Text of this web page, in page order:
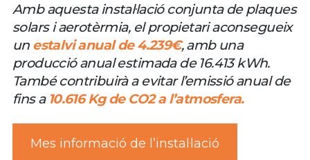
Amb aquesta instal·lació conjunta de plaques
solars i aerotèrmia, el propietari aconsegueix
un estalvi anual de 4.239€, amb una
producció anual estimada de 16.413 kWh.
També contribuirà a evitar l’emissió anual de
fins a 10.616 Kg de CO2 a l’atmosfera.
Mes informació de l’instal·lació